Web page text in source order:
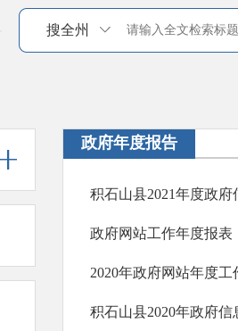
搜全州
政府年度报告
积石山县2021年度政
政府网站工作年度报表
2020年政府网站年度工
积石山县2020年政府